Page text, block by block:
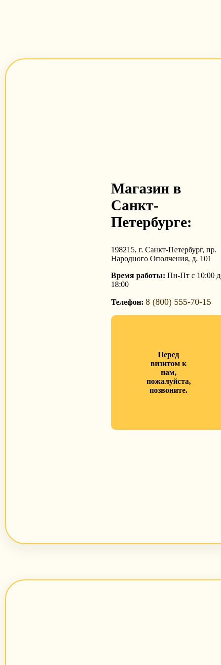
Магазин в
Санкт-
Петербурге:
198215, г. Санкт-Петербург, пр.
Народного Ополчения, д. 101
Время работы: Пн-Пт с 10:00
18:00
Телефон:8 (800) 555-70-15
Перед
визитом к
нам,
пожалуйста,
позвоните.